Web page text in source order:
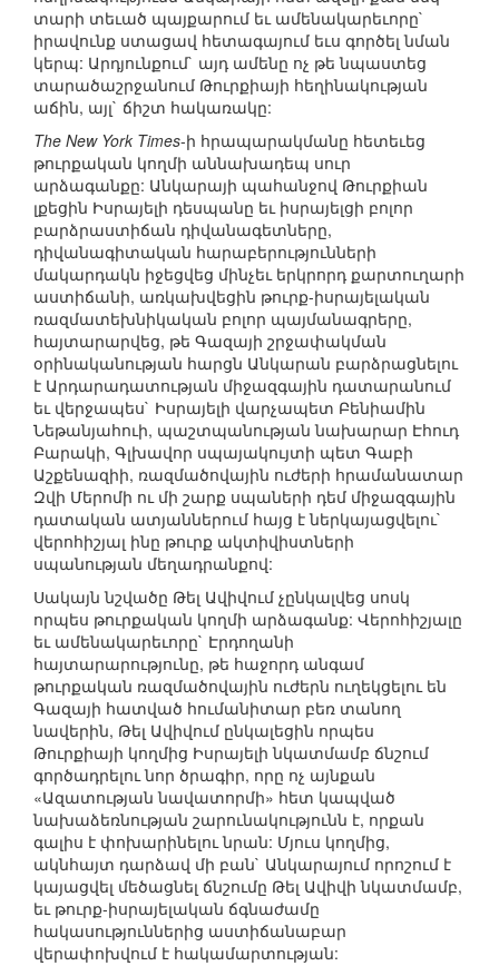
տարի տեւած պայքարում եւ ամենակարեւորը`
իրավունք ստացավ հետագայում եւս գործել նման
կերպ: Արդյունքում` այդ ամենը ոչ թե նպաստեց
տարածաշրջանում Թուրքիայի հեղինակության
աճին, այլ` ճիշտ հակառակը:
The New York Times-ի հրապարակմանը հետեւեց
թուրքական կողմի աննախադեպ սուր
արձագանքը: Անկարայի պահանջով Թուրքիան
լքեցին Իսրայելի դեսպանը եւ իսրայելցի բոլոր
բարձրաստիճան դիվանագետները,
դիվանագիտական հարաբերությունների
մակարդակն իջեցվեց մինչեւ երկրորդ քարտուղարի
աստիճանի, առկախվեցին թուրք-իսրայելական
ռազմատեխնիկական բոլոր պայմանագրերը,
հայտարարվեց, թե Գազայի շրջափակման
օրինականության հարցն Անկարան բարձրացնելու
է Արդարադատության միջազգային դատարանում
եւ վերջապես` Իսրայելի վարչապետ Բենիամին
Նեթանյահուի, պաշտպանության նախարար Էհուդ
Բարակի, Գլխավոր սպայակույտի պետ Գաբի
Աշքենազիի, ռազմածովային ուժերի հրամանատար
Զվի Մերոմի ու մի շարք սպաների դեմ միջազգային
դատական ատյաններում հայց է ներկայացվելու`
վերոհիշյալ ինը թուրք ակտիվիստների
սպանության մեղադրանքով:
Սակայն նշվածը Թել Ավիվում չընկալվեց սոսկ
որպես թուրքական կողմի արձագանք: Վերոհիշյալը
եւ ամենակարեւորը` Էրդողանի
հայտարարությունը, թե հաջորդ անգամ
թուրքական ռազմածովային ուժերն ուղեկցելու են
Գազայի հատված հումանիտար բեռ տանող
նավերին, Թել Ավիվում ընկալեցին որպես
Թուրքիայի կողմից Իսրայելի նկատմամբ ճնշում
գործադրելու նոր ծրագիր, որը ոչ այնքան
«Ազատության նավատորմի» հետ կապված
նախաձեռնության շարունակությունն է, որքան
գալիս է փոխարինելու նրան: Մյուս կողմից,
ակնհայտ դարձավ մի բան` Անկարայում որոշում է
կայացվել մեծացնել ճնշումը Թել Ավիվի նկատմամբ,
եւ թուրք-իսրայելական ճգնաժամը
հակասություններից աստիճանաբար
վերափոխվում է հակամարտության: